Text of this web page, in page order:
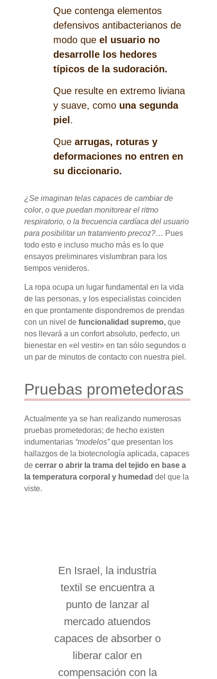
Que contenga elementos
defensivos antibacterianos de
modo que el usuario no
desarrolle los hedores
típicos de la sudoración.
Que resulte en extremo liviana
y suave, como una segunda
piel .
Que arrugas, roturas y
deformaciones no entren en
su diccionario.
¿Se imaginan telas capaces de cambiar de
color, o que puedan monitorear el ritmo
respiratorio, o la frecuencia cardíaca del usuario
para posibilitar un tratamiento precoz?… Pues
todo esto e incluso mucho más es lo que
ensayos preliminares vislumbran para los
tiempos venideros.
La ropa ocupa un lugar fundamental en la vida
de las personas, y los especialistas coinciden
en que prontamente dispondremos de prendas
con un nivel de funcionalidad supremo, que
nos llevará a un confort absoluto, perfecto, un
bienestar en «el vestir» en tan sólo segundos o
un par de minutos de contacto con nuestra piel.
Pruebas prometedoras
Actualmente ya se han realizando numerosas
pruebas prometedoras; de hecho existen
indumentarias “modelos”que presentan los
hallazgos de la biotecnología aplicada, capaces
de cerrar o abrir la trama del tejido en base a
la temperatura corporal y humedad del que la
viste.
En Israel, la industria
textil se encuentra a
punto de lanzar al
mercado atuendos
capaces de absorber o
liberar calor en
compensación con la